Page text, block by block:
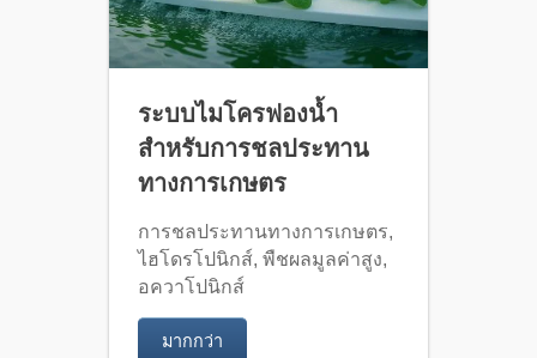
ระบบไมโครฟองน้ำ
สำหรับการชลประทาน
ทางการเกษตร
การชลประทานทางการเกษตร,
ไฮโดรโปนิกส์, พืชผลมูลค่าสูง,
อควาโปนิกส์
มากกว่า